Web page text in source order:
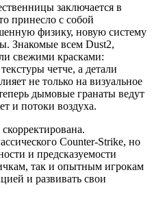
заключается в
принесло с собой
физику, новую систему
Знакомые всем Dust2,
свежими красками:
четче, а детали
не только на визуальное
дымовые гранаты ведут
и потоки воздуха.
Counter-Strike, но
и предсказуемости
так и опытным игрокам
и развивать свои